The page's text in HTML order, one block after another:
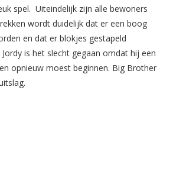
spel. Uiteindelijk zijn alle bewoners
wordt duidelijk dat er een boog
en dat er blokjes gestapeld
is het slecht gegaan omdat hij een
opnieuw moest beginnen. Big Brother